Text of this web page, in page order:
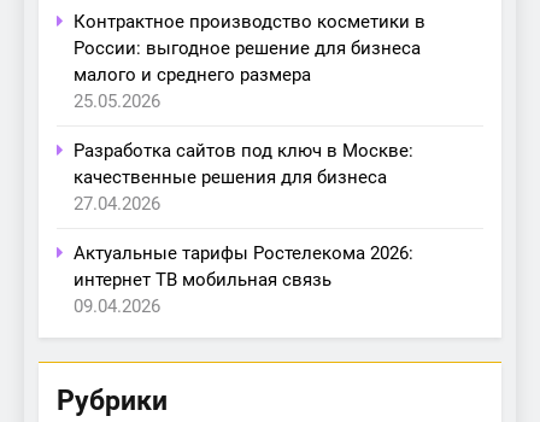
Контрактное производство косметики в
России: выгодное решение для бизнеса
малого и среднего размера
25.05.2026
Разработка сайтов под ключ в Москве:
качественные решения для бизнеса
27.04.2026
Актуальные тарифы Ростелекома 2026:
интернет ТВ мобильная связь
09.04.2026
Рубрики